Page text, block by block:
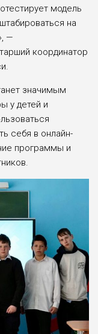
модель
на
—
координатор
значимым
у детей и
себя в онлайн-
программы и